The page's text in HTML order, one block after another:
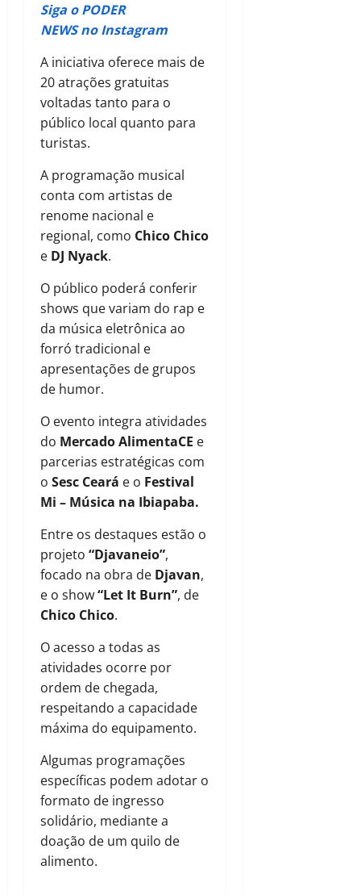
Siga o PODER
NEWS no Instagram
A iniciativa oferece mais de
20 atrações gratuitas
voltadas tanto para o
público local quanto para
turistas.
A programação musical
conta com artistas de
renome nacional e
regional, como Chico Chico
e DJ Nyack.
O público poderá conferir
shows que variam do rap e
da música eletrônica ao
forró tradicional e
apresentações de grupos
de humor.
O evento integra atividades
do Mercado AlimentaCE e
parcerias estratégicas com
o Sesc Ceará e o Festival
Mi – Música na Ibiapaba.
Entre os destaques estão o
projeto “Djavaneio”,
focado na obra de Djavan,
e o show“Let It Burn”, de
Chico Chico.
O acesso a todas as
atividades ocorre por
ordem de chegada,
respeitando a capacidade
máxima do equipamento.
Algumas programações
específicas podem adotar o
formato de ingresso
solidário, mediante a
doação de um quilo de
alimento.